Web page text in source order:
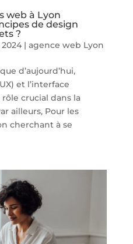
web à Lyon
de design
?
2024| agence web Lyon
d’aujourd’hui,
et l’interface
crucial dans la
ailleurs, Pour les
cherchant à se